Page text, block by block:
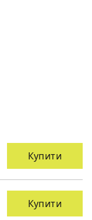
Купити
Купити